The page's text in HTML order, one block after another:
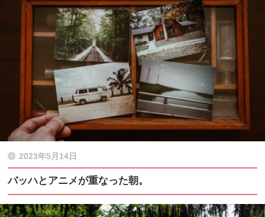
2023年5月14日
バッハとアニメが重なった朝。